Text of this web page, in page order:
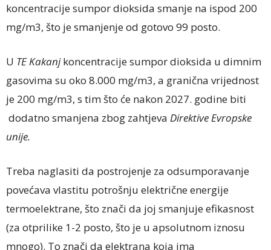
koncentracije sumpor dioksida smanje na ispod 200
mg/m3, što je smanjenje od gotovo 99 posto.
U TE Kakanjkoncentracije sumpor dioksida u dimnim
gasovima su oko 8.000 mg/m3, a granična vrijednost
je 200 mg/m3, s tim što će nakon 2027. godine biti
dodatno smanjena zbog zahtjeva Direktive Evropske
unije.
Treba naglasiti da postrojenje za odsumporavanje
povećava vlastitu potrošnju električne energije
termoelektrane, što znači da joj smanjuje efikasnost
(za otprilike 1-2 posto, što je u apsolutnom iznosu
mnogo). To znači da elektrana koja ima